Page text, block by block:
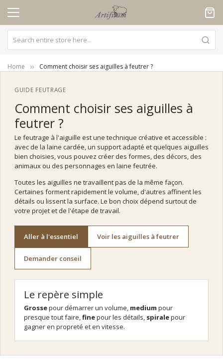
Home Comment choisir ses aiguilles à feutrer ?
GUIDE FEUTRAGE
Comment choisir ses aiguilles à
feutrer ?
Le feutrage à l'aiguille est une technique créative et accessible :
avec de la laine cardée, un support adapté et quelques aiguilles
bien choisies, vous pouvez créer des formes, des décors, des
animaux ou des personnages en laine feutrée.
Toutes les aiguilles ne travaillent pas de la même façon.
Certaines forment rapidement le volume, d'autres affinent les
détails ou lissent la surface. Le bon choix dépend surtout de
votre projet et de l'étape de travail.
Aller à l'essentiel Voir les aiguilles à feutrer
Demander conseil
Le repère simple
Grossepour démarrer un volume, medium pour
presque tout faire,finepour les détails, spiralepour
gagner en propreté et en vitesse.